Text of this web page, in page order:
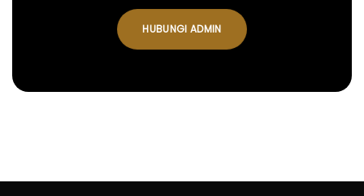
HUBUNGI ADMIN